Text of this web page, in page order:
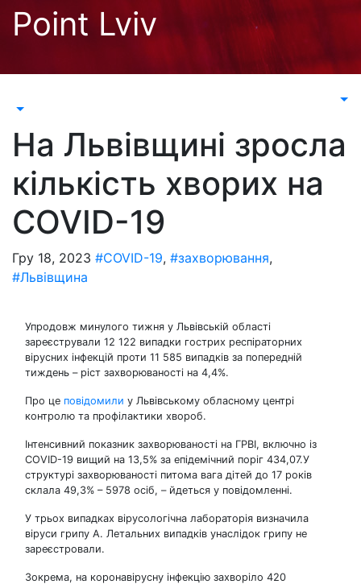
Перейти
Point Lviv
На Львівщині зросла
кількість хворих на
COVID-19
Гру 18, 2023 #COVID-19, #захворювання,
#Львівщина
Упродовж минулого тижня у Львівській області
зареєстрували 12 122 випадки гострих респіраторних
вірусних інфекцій проти 11 585 випадків за попередній
тиждень – ріст захворюваності на 4,4%.
Про це повідомили у Львівському обласному центрі
контролю та профілактики хвороб.
Інтенсивний показник захворюваності на ГРВІ, включно із
COVID-19 вищий на 13,5% за епідемічний поріг 434,07.У
структурі захворюваності питома вага дітей до 17 років
склала 49,3% – 5978 осіб, – йдеться у повідомленні.
У трьох випадках вірусологічна лабораторія визначила
віруси грипу А. Летальних випадків унаслідок грипу не
зареєстровали.
Зокрема, на коронавірусну інфекцію захворіло 420